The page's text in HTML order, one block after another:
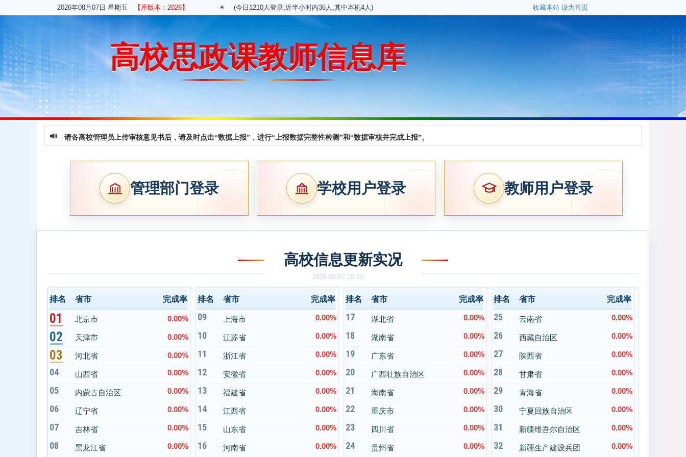
2026年08月07日 星期五 【库版本：2026】 ☀ (今日1210人登录,近半小时内36人,其中本机4人) 收藏本站 设为首页
高校思政课教师信息库
请各高校管理员上传审核意见书后，请及时点击“数据上报”，进行“上报数据完整性检测”和“数据审核并完成上报”。
管理部门登录 学校用户登录 教师用户登录
高校信息更新实况
2026-08-07 19:10
排名 省市 完成率
01 北京市 0.00%
02 天津市 0.00%
03 河北省 0.00%
04 山西省 0.00%
05 内蒙古自治区 0.00%
06 辽宁省 0.00%
07 吉林省 0.00%
08 黑龙江省 0.00%
排名 省市 完成率
09 上海市 0.00%
10 江苏省 0.00%
11 浙江省 0.00%
12 安徽省 0.00%
13 福建省 0.00%
14 江西省 0.00%
15 山东省 0.00%
16 河南省 0.00%
排名 省市 完成率
17 湖北省 0.00%
18 湖南省 0.00%
19 广东省 0.00%
20 广西壮族自治区 0.00%
21 海南省 0.00%
22 重庆市 0.00%
23 四川省 0.00%
24 贵州省 0.00%
排名 省市 完成率
25 云南省 0.00%
26 西藏自治区 0.00%
27 陕西省 0.00%
28 甘肃省 0.00%
29 青海省 0.00%
30 宁夏回族自治区 0.00%
31 新疆维吾尔自治区 0.00%
32 新疆生产建设兵团 0.00%